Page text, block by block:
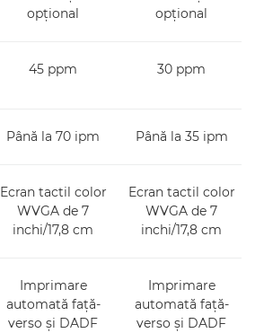
opţional
opţional
45 ppm 30 ppm
Până la 70 ipm Până la 35 ipm
Ecran tactil color
WVGA de 7
inchi/17,8 cm
Ecran tactil color
WVGA de 7
inchi/17,8 cm
Imprimare
automată faţă-
verso şi DADF
Imprimare
automată faţă-
verso şi DADF